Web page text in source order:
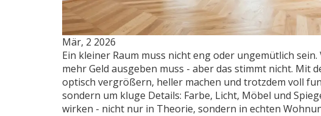
Mär, 2 2026
Ein kleiner Raum muss nicht eng oder ungemütlich
mehr Geld ausgeben muss - aber das stimmt nicht. Mit
optisch vergrößern, heller machen und trotzdem voll
sondern um kluge Details: Farbe, Licht, Möbel und
wirken - nicht nur in Theorie, sondern in echten